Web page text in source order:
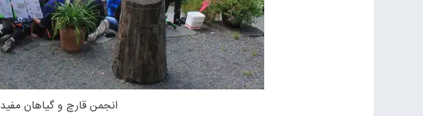
انجمن قارچ و گیاهان مفید